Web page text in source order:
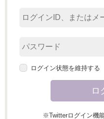
ログイン状態を維持する
※Twitterログイン機